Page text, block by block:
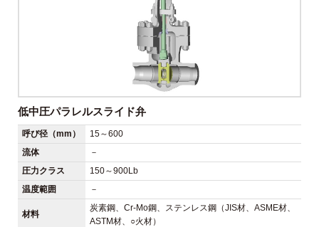
低中圧パラレルスライド弁
呼び径（mm）
15～600
流体
－
圧力クラス
150～900Lb
温度範囲
－
材料
炭素鋼、Cr-Mo鋼、ステンレス鋼（JIS材、ASME材、
ASTM材、○火材）